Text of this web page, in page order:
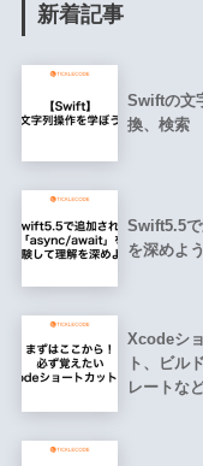
新着記事
Swiftの文
換、検索
Swift5.5
を深めよう
Xcodeシ
ト、ビル
レートな